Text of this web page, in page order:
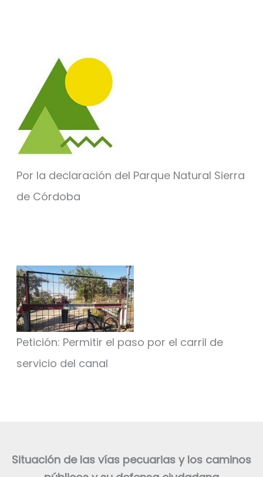
Por la declaración del Parque Natural Sierra
de Córdoba
Petición: Permitir el paso por el carril de
servicio del canal
Situación de las vías pecuarias y los caminos